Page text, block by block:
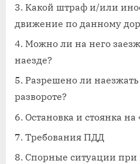
Какой штраф и/или
движение по данному
Можно ли на него
наезде?
Разрешено ли
развороте?
Остановка и стоянка на
Требования ПДД
Спорные ситуации при